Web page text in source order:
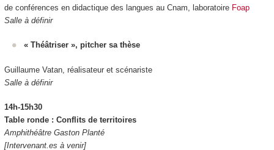
de conférences en didactique des langues au Cnam, laboratoire Foap
Salle à définir
« Théâtriser », pitcher sa thèse
Guillaume Vatan, réalisateur et scénariste
Salle à définir
14h-15h30
Table ronde : Conflits de territoires
Amphithéâtre Gaston Planté
[Intervenant.es à venir]